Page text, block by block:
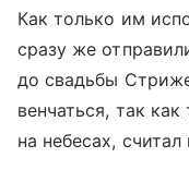
Как только им
сразу же
до свадьбы
венчаться, так
на небесах,